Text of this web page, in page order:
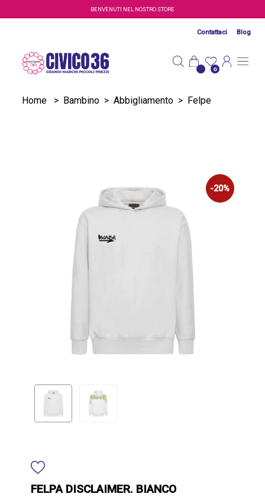
Salta al contenuto principaleBENVENUTI NEL NOSTRO STORE
Contattaci Blog
0
Home > Bambino > Abbigliamento > Felpe
-20%
FELPA DISCLAIMER. BIANCO